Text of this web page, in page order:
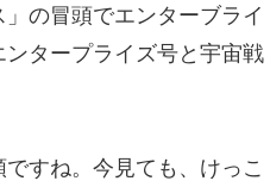
の冒頭でエンターブライ
タープライズ号と宇宙戦
すね。今見ても、けっこ